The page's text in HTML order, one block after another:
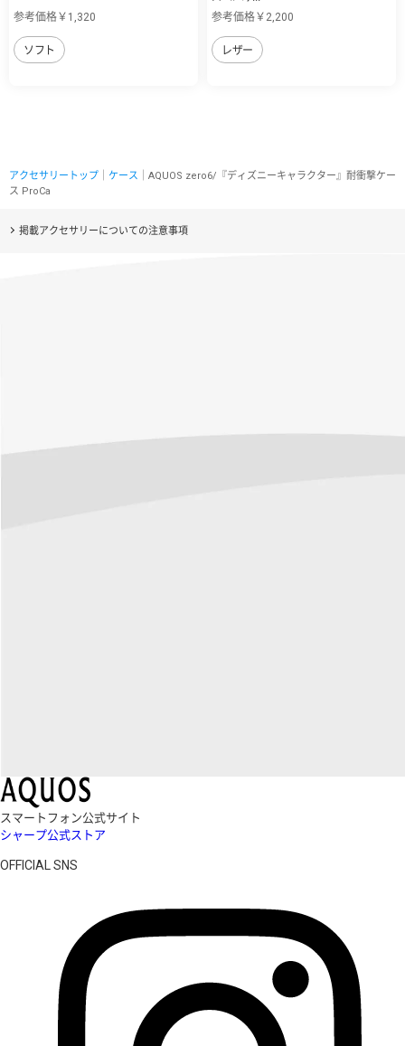
参考価格￥1,320
ソフト
参考価格￥2,200
レザー
アクセサリートップ ケース ｜AQUOS zero6/『ディズニーキャラクター』耐衝撃ケー
ス ProCa
掲載アクセサリーについての注意事項
スマートフォン公式サイト
シャープ公式ストア
OFFICIAL SNS